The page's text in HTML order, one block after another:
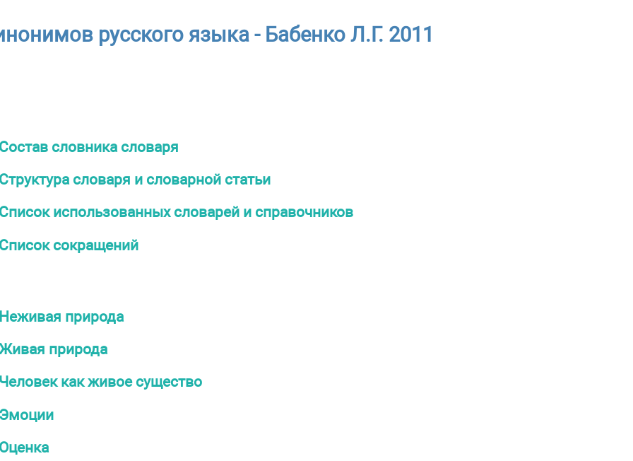
русского языка - Бабенко Л.Г. 2011
Состав словника словаря
Структура словаря и словарной статьи
Список использованных словарей и справочников
Список сокращений
Неживая природа
природа
Человек как живое существо
Эмоции
Оценка